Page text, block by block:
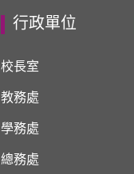
行政單位
校長室
教務處
學務處
總務處